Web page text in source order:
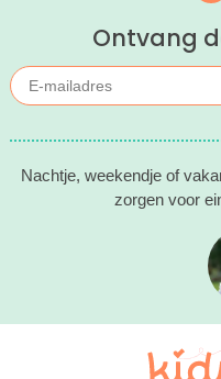
Ontvang
Nachtje, weekendje of
zorgen voor